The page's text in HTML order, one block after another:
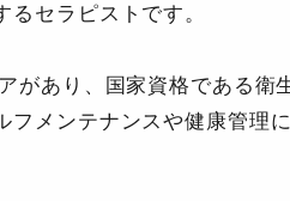
セラピストです。
があり、国家資格である衛
メンテナンスや健康管理